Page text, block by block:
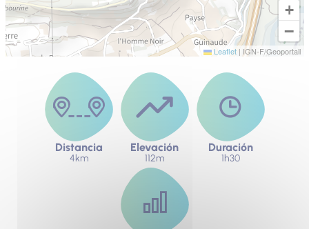
+
−
Leaflet | IGN-F/Geoportail
Distancia
4km
Elevación
112m
Duración
1h30